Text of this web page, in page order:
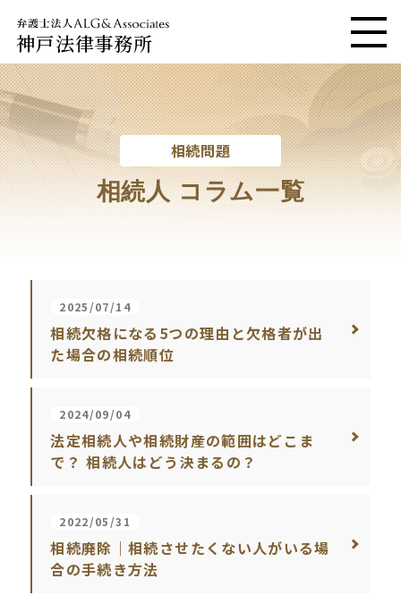
神戸法律事務所
相続問題
相続人 コラム一覧
2025/07/14
相続欠格になる5つの理由と欠格者が出
た場合の相続順位
2024/09/04
法定相続人や相続財産の範囲はどこま
で？ 相続人はどう決まるの？
2022/05/31
相続廃除｜相続させたくない人がいる場
合の手続き方法